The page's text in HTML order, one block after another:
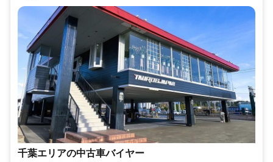
千葉エリアの中古車バイヤー